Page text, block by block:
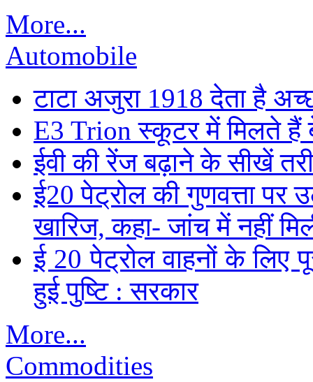
More...
Automobile
टाटा अजुरा 1918 देता है
E3 Trion स्कूटर में मिलते हैं
ईवी की रेंज बढ़ाने के सीखें
ई20 पेट्रोल की गुणवत्ता पर
खारिज, कहा- जांच में नहीं
ई 20 पेट्रोल वाहनों के लिए
हुई पुष्टि : सरकार
More...
Commodities